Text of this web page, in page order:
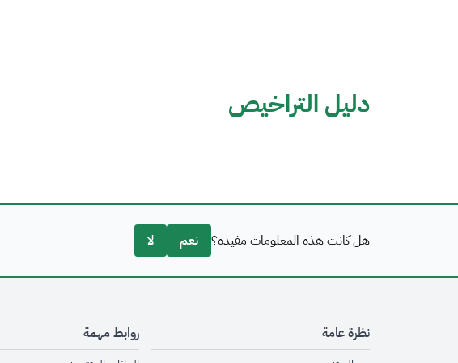
دليل التراخيص
هل كانت هذه المعلومات مفيدة؟ نعم لا
نظرة عامة روابط مهمة